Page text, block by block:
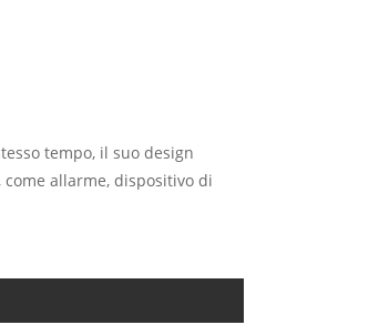
tempo, il suo design
allarme, dispositivo di